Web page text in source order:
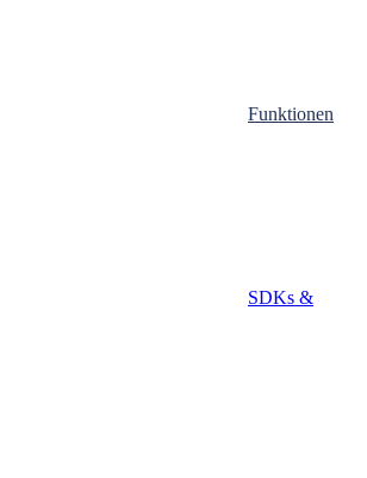
Funktionen
SDKs &